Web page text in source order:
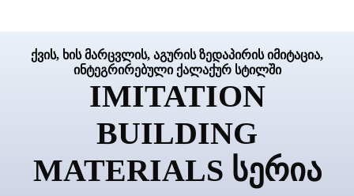
ქვის, ხის მარცვლის, აგურის ზედაპირის იმიტაცია,
ინტეგრირებული ქალაქურ სტილში
IMITATION
BUILDING
MATERIALS სერია
ალუმინის სერია